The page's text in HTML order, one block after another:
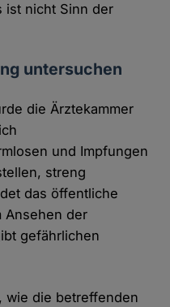
ist nicht Sinn der
untersuchen
die Ärztekammer
und Impfungen
streng
das öffentliche
Ansehen der
gefährlichen
wie die betreffenden